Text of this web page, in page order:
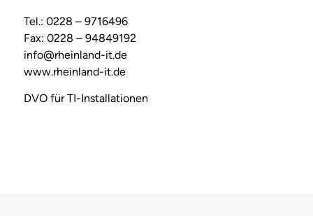
Tel.: 0228 – 9716496
Fax: 0228 – 94849192
info@rheinland-it.de
www.rheinland-it.de
DVO für TI-Installationen